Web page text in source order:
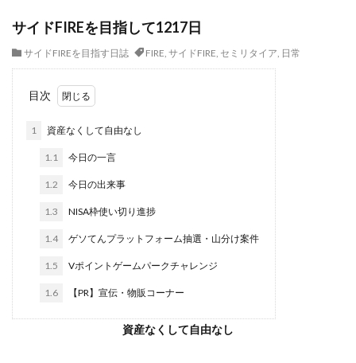
サイドFIREを目指して1217日
サイドFIREを目指す日誌 FIRE, サイドFIRE, セミリタイア, 日常
目次
1 資産なくして自由なし
1.1 今日の一言
1.2 今日の出来事
1.3 NISA枠使い切り進捗
1.4 ゲソてんプラットフォーム抽選・山分け案件
1.5 Vポイントゲームパークチャレンジ
1.6 【PR】宣伝・物販コーナー
資産なくして自由なし
カレーライス
キウイフルーツ
ケーキ
ゲーム ゲームセンター コストコ
サイドFIRE
ジェノベーゼソース
スイカ
セミリタイア
チーズリゾット
デスクワーク
ナゲット
ハンバーグ
ピーマン
リゾット
仕事 卵白
外耳炎
外食 大学芋 大根 天日干し